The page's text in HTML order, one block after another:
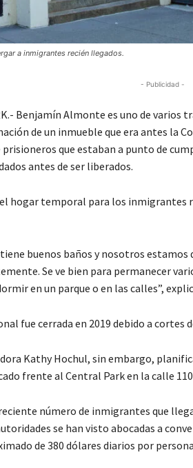
a inmigrantes recién llegados.
- Publicidad -
Benjamín Almonte es uno de
de un inmueble que era antes la
prisioneros que estaban a punto de
antes de ser liberados.
hogar temporal para los inmigrantes
buenos baños y nosotros
Se ve bien para permanecer
en un parque o en las calles”,
fue cerrada en 2019 debido a cortes
Kathy Hochul, sin embargo,
frente al Central Park en la calle
número de inmigrantes que
se han visto abocadas a
de 380 dólares diarios por